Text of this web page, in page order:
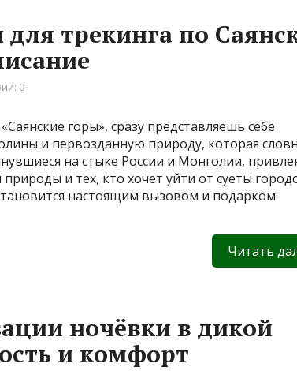
трекинга по
0
горы», сразу представляешь себе
и первозданную природу, которая
на стыке России и Монголии,
и тех, кто хочет уйти от суеты
настоящим вызовом и подарком
Читать
ночёвки в дикой
и комфорт